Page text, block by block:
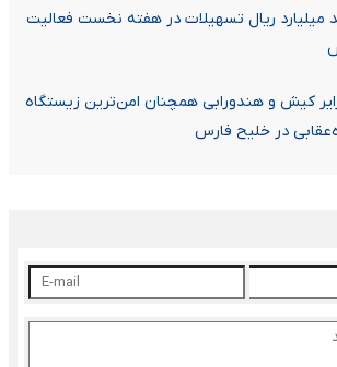
میلیارد ریال تسهیلات در هفته نخست فعالیت
کیش و هندورابی همچنان امن‌ترین زیستگاه
در خلیح فارس